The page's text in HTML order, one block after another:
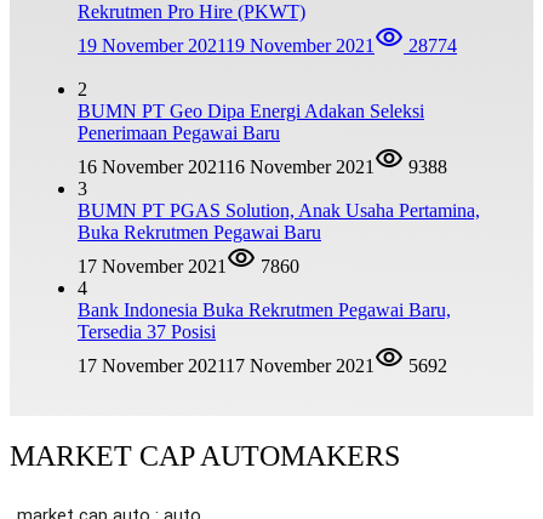
Rekrutmen Pro Hire (PKWT)
19 November 202119 November 2021 28774
2
BUMN PT Geo Dipa Energi Adakan Seleksi
Penerimaan Pegawai Baru
16 November 202116 November 2021
9388
3
BUMN PT PGAS Solution, Anak Usaha Pertamina,
Buka Rekrutmen Pegawai Baru
17 November 2021
7860
4
Bank Indonesia Buka Rekrutmen Pegawai Baru,
Tersedia 37 Posisi
17 November 202117 November 2021 5692
MARKET CAP AUTOMAKERS